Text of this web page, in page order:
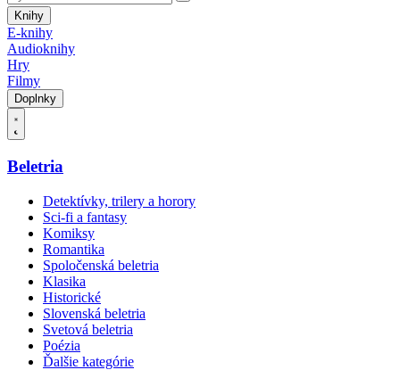
Knihy
E-knihy
Audioknihy
Hry
Filmy
Doplnky
Beletria
Detektívky, trilery a horory
Sci-fi a fantasy
Komiksy
Romantika
Spoločenská beletria
Klasika
Historické
Slovenská beletria
Svetová beletria
Poézia
Ďalšie kategórie